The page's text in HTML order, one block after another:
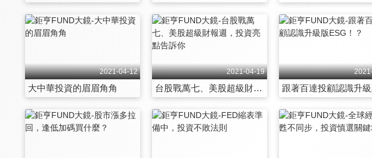
2021-04-12
大中華投資的眉眉角角
2021-04-19
台股戰萬七、美股超級財報週，投資亮點告訴你